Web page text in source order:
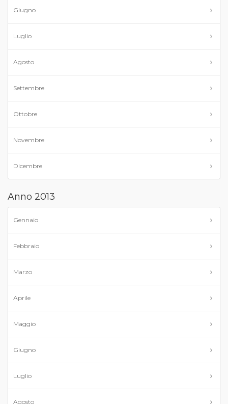
Giugno
Luglio
Agosto
Settembre
Ottobre
Novembre
Dicembre
Anno 2013
Gennaio
Febbraio
Marzo
Aprile
Maggio
Giugno
Luglio
Agosto